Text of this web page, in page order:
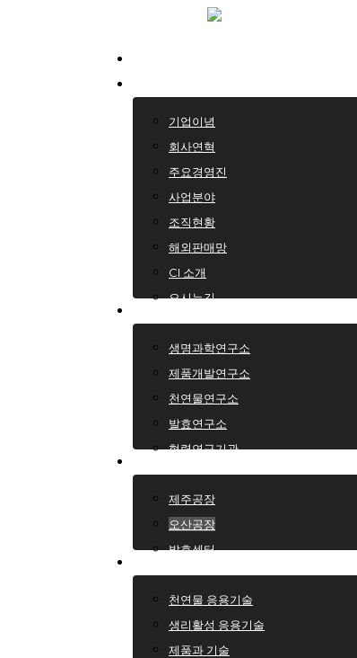
기업이념
회사연혁
주요경영진
사업분야
조직현황
해외판매망
CI 소개
오시는길
생명과학연구소
제품개발연구소
천연물연구소
발효연구소
협력연구기관
제주공장
오산공장
발효센터
천연물 응용기술
생리활성 응용기술
제품과 기술